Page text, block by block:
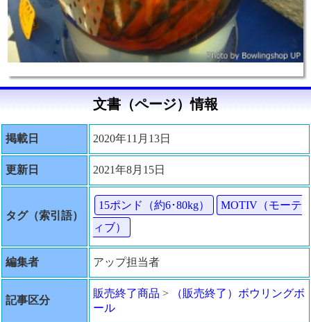
文書（ページ）情報
掲載日 2020年11月13日
更新日 2021年8月15日
タグ（索引語）
15ポンド（約6･80kg）
MOTIV（モーテ
ィブ）
編集者 アップ担当者
記事区分
販売終了商品 >
（販売終了）ボウリングボ
ール